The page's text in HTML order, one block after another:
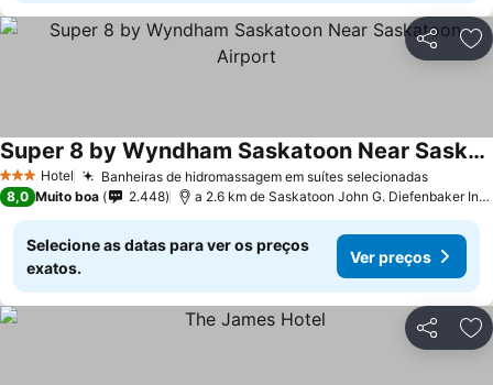
Partilhar
3 EstrelasHotel Banheiras de hidromassagem em suítes selecionadas
Super 8 by Wyndham Saskatoon Near Saskatoon Airport
8,0 Muito boa 2.448 a 2.6 km de Saskatoon John G. Diefenbaker International Airport
Selecione as datas para ver os preços
exatos.
Ver preços
Partilhar